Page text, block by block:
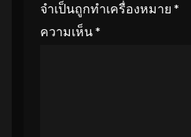
จำเป็นถูกทำเครื่องหมาย *
ความเห็น*